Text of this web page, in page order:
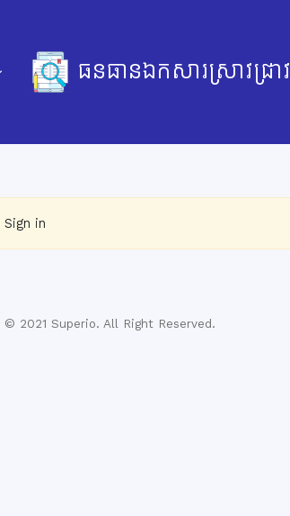
ធនធានឯកសារស្រាវជ្រាវ
Sign in
© 2021 Superio. All Right Reserved.